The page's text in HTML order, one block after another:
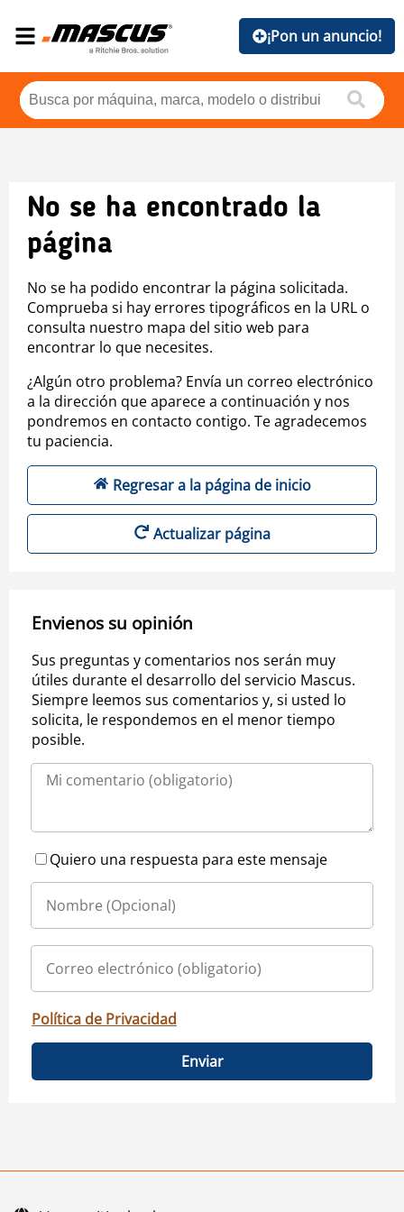
¡Pon un anuncio!
No se ha encontrado la
página
No se ha podido encontrar la página solicitada.
Comprueba si hay errores tipográficos en la URL o
consulta nuestro mapa del sitio web para
encontrar lo que necesites.
¿Algún otro problema? Envía un correo electrónico
a la dirección que aparece a continuación y nos
pondremos en contacto contigo. Te agradecemos
tu paciencia.
Regresar a la página de inicio
Actualizar página
Envienos su opinión
Sus preguntas y comentarios nos serán muy
útiles durante el desarrollo del servicio Mascus.
Siempre leemos sus comentarios y, si usted lo
solicita, le respondemos en el menor tiempo
posible.
Quiero una respuesta para este mensaje
Política de Privacidad
Enviar